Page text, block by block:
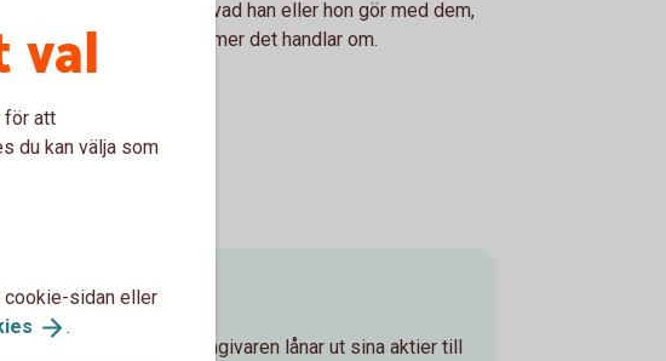
utveckling och vad han eller hon gör med dem,
samt vilka volymer det handlar om.
att aktieägaren/långivaren lånar ut sina aktier till
val
för att
du kan välja som
cookie-sidan eller
.